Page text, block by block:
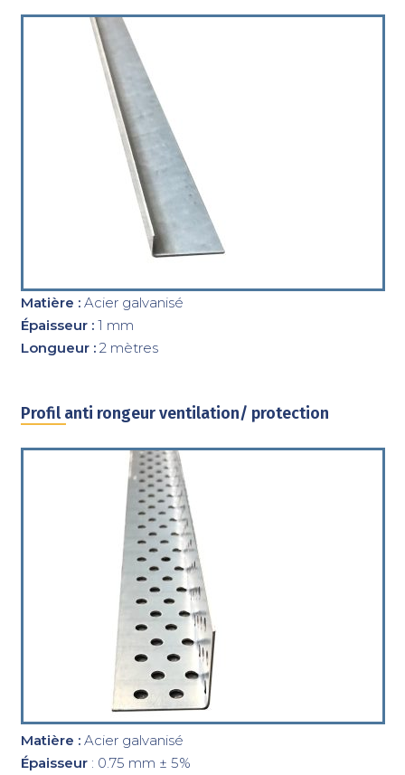
Matière :Acier galvanisé
Épaisseur :1 mm
Longueur :2 mètres
Profil anti rongeur ventilation/ protection
Matière :Acier galvanisé
Épaisseur: 0.75 mm ± 5%